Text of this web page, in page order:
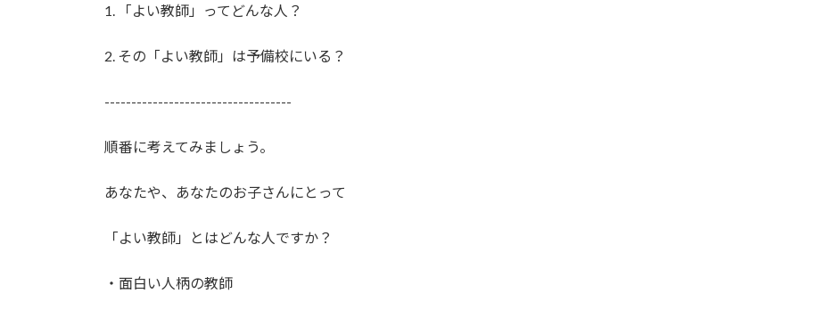
1. 「よい教師」ってどんな人？
2. その「よい教師」は予備校にいる？
-----------------------------------
順番に考えてみましょう。
あなたや、あなたのお子さんにとって
「よい教師」とはどんな人ですか？
・面白い人柄の教師